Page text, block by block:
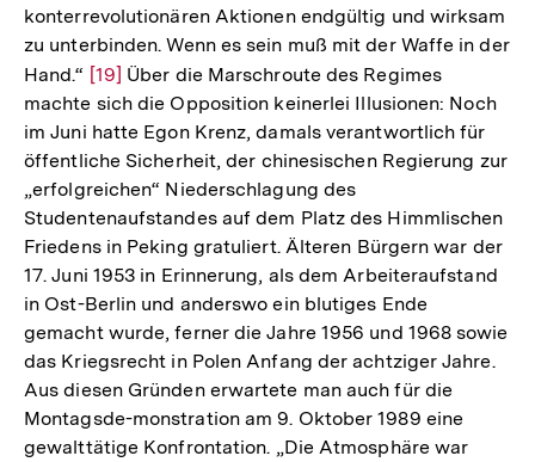
konterrevolutionären Aktionen endgültig und wirksam
zu unterbinden. Wenn es sein muß mit der Waffe in der
Hand.“ Zur
Auflösung
der
Fußnote
[19] Über die Marschroute des Regimes
machte sich die Opposition keinerlei Illusionen: Noch
im Juni hatte Egon Krenz, damals verantwortlich für
öffentliche Sicherheit, der chinesischen Regierung zur
„erfolgreichen“ Niederschlagung des
Studentenaufstandes auf dem Platz des Himmlischen
Friedens in Peking gratuliert. Älteren Bürgern war der
17. Juni 1953 in Erinnerung, als dem Arbeiteraufstand
in Ost-Berlin und anderswo ein blutiges Ende
gemacht wurde, ferner die Jahre 1956 und 1968 sowie
das Kriegsrecht in Polen Anfang der achtziger Jahre.
Aus diesen Gründen erwartete man auch für die
Montagsde-monstration am 9. Oktober 1989 eine
gewalttätige Konfrontation. „Die Atmosphäre war